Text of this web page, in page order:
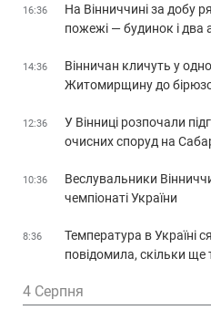
16:36
На Вінниччині за добу
пожежі — будинок і два
14:36
Вінничан кличуть у
Житомирщину до
12:36
У Вінниці розпочали
очисних споруд на
10:36
Веслувальники
чемпіонаті України
8:36
Температура в Україні
повідомила, скільки
4 Серпня